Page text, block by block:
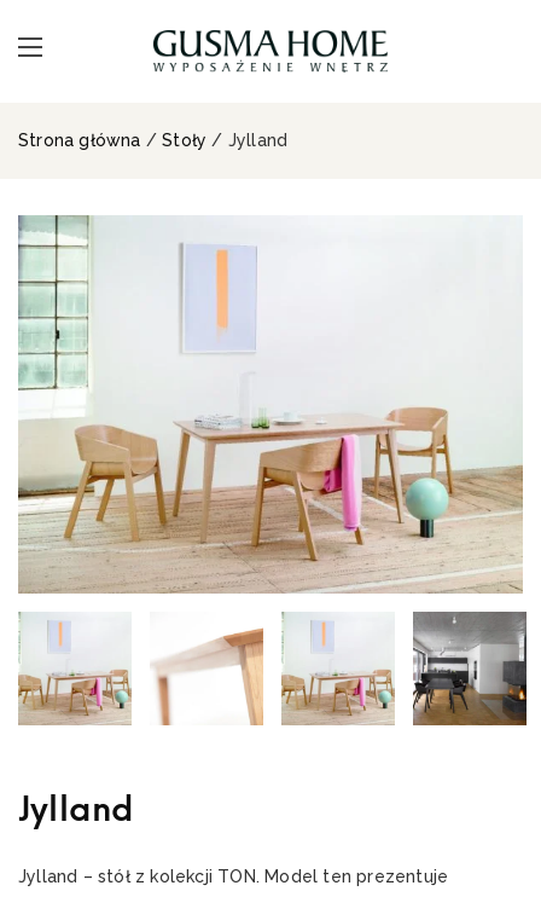
Strona główna /Stoły / Jylland
Jylland
Jylland – stół z kolekcji TON. Model ten prezentuje